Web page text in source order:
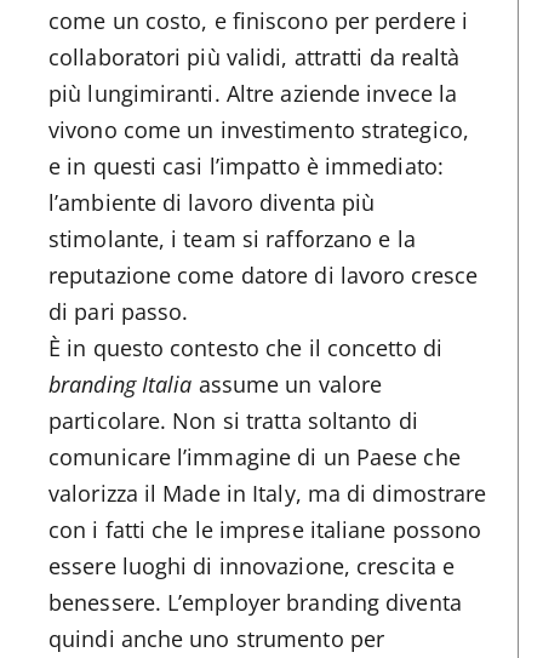
come un costo, e finiscono per perdere i
collaboratori più validi, attratti da realtà
più lungimiranti. Altre aziende invece la
vivono come un investimento strategico,
e in questi casi l’impatto è immediato:
l’ambiente di lavoro diventa più
stimolante, i team si rafforzano e la
reputazione come datore di lavoro cresce
di pari passo.
È in questo contesto che il concetto di
branding Italia assume un valore
particolare. Non si tratta soltanto di
comunicare l’immagine di un Paese che
valorizza il Made in Italy, ma di dimostrare
con i fatti che le imprese italiane possono
essere luoghi di innovazione, crescita e
benessere. L’employer branding diventa
quindi anche uno strumento per